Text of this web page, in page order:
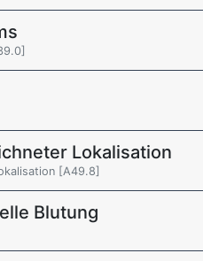
Lokalisation
[A49.8]
Blutung